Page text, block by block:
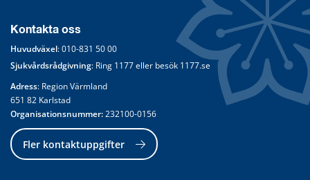
Kontakta oss
Huvudväxel: 010-831 50 00
Sjukvårdsrådgivning: Ring 1177 eller besök 1177.se
Adress: Region Värmland
651 82 Karlstad
Organisationsnummer: 232100-0156
Fler kontaktuppgifter